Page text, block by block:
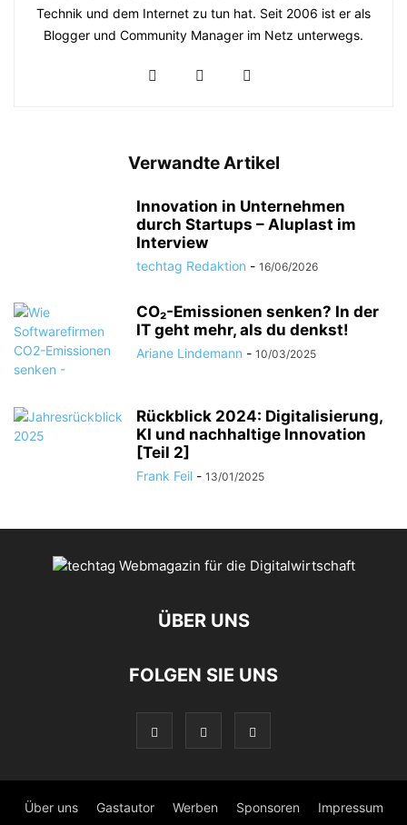
Technik und dem Internet zu tun hat. Seit 2006 ist er als
Blogger und Community Manager im Netz unterwegs.
Verwandte Artikel
Innovation in Unternehmen
durch Startups – Aluplast im
Interview
techtag Redaktion - 16/06/2026
CO₂-Emissionen senken? In der
IT geht mehr, als du denkst!
Ariane Lindemann - 10/03/2025
Rückblick 2024: Digitalisierung,
KI und nachhaltige Innovation
[Teil 2]
Frank Feil - 13/01/2025
ÜBER UNS
FOLGEN SIE UNS
Über uns Gastautor Werben Sponsoren Impressum